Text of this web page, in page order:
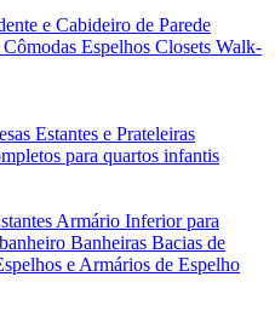
e Cabideiro de Parede
Cômodas Espelhos Closets Walk-
Estantes e Prateleiras
para quartos infantis
Armário Inferior para
Banheiras Bacias de
e Armários de Espelho